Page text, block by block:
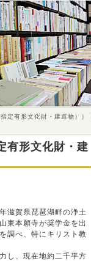
定有形文化財・建造物））
有形文化財・建
滋賀県琵琶湖畔の浄土
東本願寺が奨学金を出
調べ、特にキリスト教
し、現在地約二千平方